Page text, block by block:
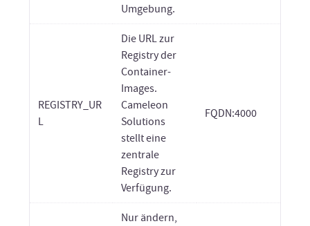
Umgebung.
REGISTRY_UR
L
Die URL zur
Registry der
Container-
Images.
Cameleon
Solutions
stellt eine
zentrale
Registry zur
Verfügung.
FQDN:4000
Nur ändern,